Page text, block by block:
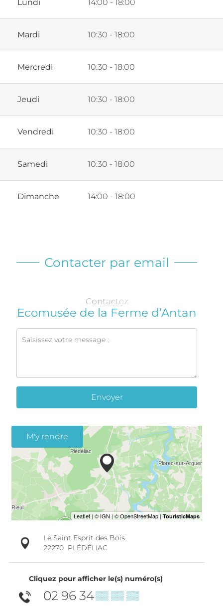
Lundi 14:00 - 18:00
Mardi 10:30 - 18:00
Mercredi 10:30 - 18:00
Jeudi 10:30 - 18:00
Vendredi 10:30 - 18:00
Samedi 10:30 - 18:00
Dimanche 14:00 - 18:00
Contacter par email
Contactez
Ecomusée de la Ferme d’Antan
Envoyer
M'y rendre
Le Saint Esprit des Bois
22270 PLÉDÉLIAC
Cliquez pour afficher le(s) numéro(s)
02 96 34▒▒ ▒▒ ▒▒